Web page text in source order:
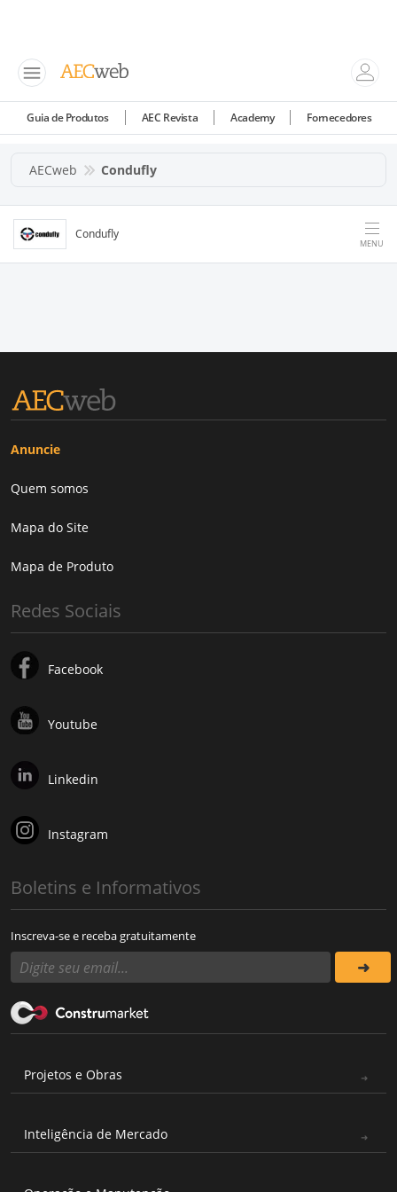
Guia de Produtos AEC Revista Academy Fornecedores
AECweb Condufly
Condufly
MENU
Anuncie
Quem somos
Mapa do Site
Mapa de Produto
Redes Sociais
Facebook
Youtube
Linkedin
Instagram
Boletins e Informativos
Inscreva-se e receba gratuitamente
Projetos e Obras
Inteligência de Mercado